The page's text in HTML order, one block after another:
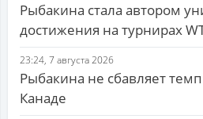
Рыбакина стала автором
достижения на турнирах
23:24, 7 августа 2026
Рыбакина не сбавляет
Канаде